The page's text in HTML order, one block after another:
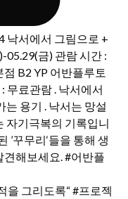
을 그리도록“ #프로젝